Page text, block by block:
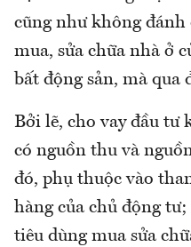
cũng như không
mua, sửa chữa nhà ở
bất động sản, mà qua
Bởi lẽ, cho vay đầu tư
có nguồn thu và
đó, phụ thuộc vào
hàng của chủ động
tiêu dùng mua sửa